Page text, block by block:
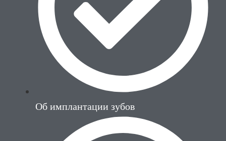
Об имплантации зубов